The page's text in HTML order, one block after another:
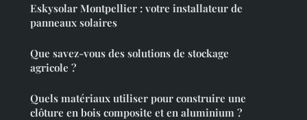
Eskysolar Montpellier : votre installateur de
panneaux solaires
Que savez-vous des solutions de stockage
agricole ?
Quels matériaux utiliser pour construire une
clôture en bois composite et en aluminium ?